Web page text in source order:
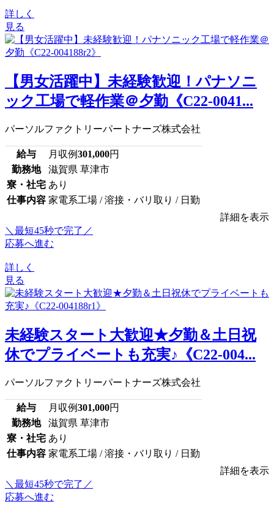
詳しく
見る
【男女活躍中】未経験歓迎！パナソニ
ック工場で軽作業＠夕勤《C22-0041...
パーソルファクトリーパートナーズ株式会社
給与 月収例301,000円
勤務地
滋賀県 草津市
寮・社宅 あり
仕事内容 家電系工場 / 溶接・バリ取り / 日勤
詳細を表示
＼最短45秒で完了／
応募へ進む
詳しく
見る
未経験スタート大歓迎★夕勤＆土日祝
休でプライベートも充実♪《C22-004...
パーソルファクトリーパートナーズ株式会社
給与 月収例301,000円
勤務地
滋賀県 草津市
寮・社宅 あり
仕事内容 家電系工場 / 溶接・バリ取り / 日勤
詳細を表示
＼最短45秒で完了／
応募へ進む